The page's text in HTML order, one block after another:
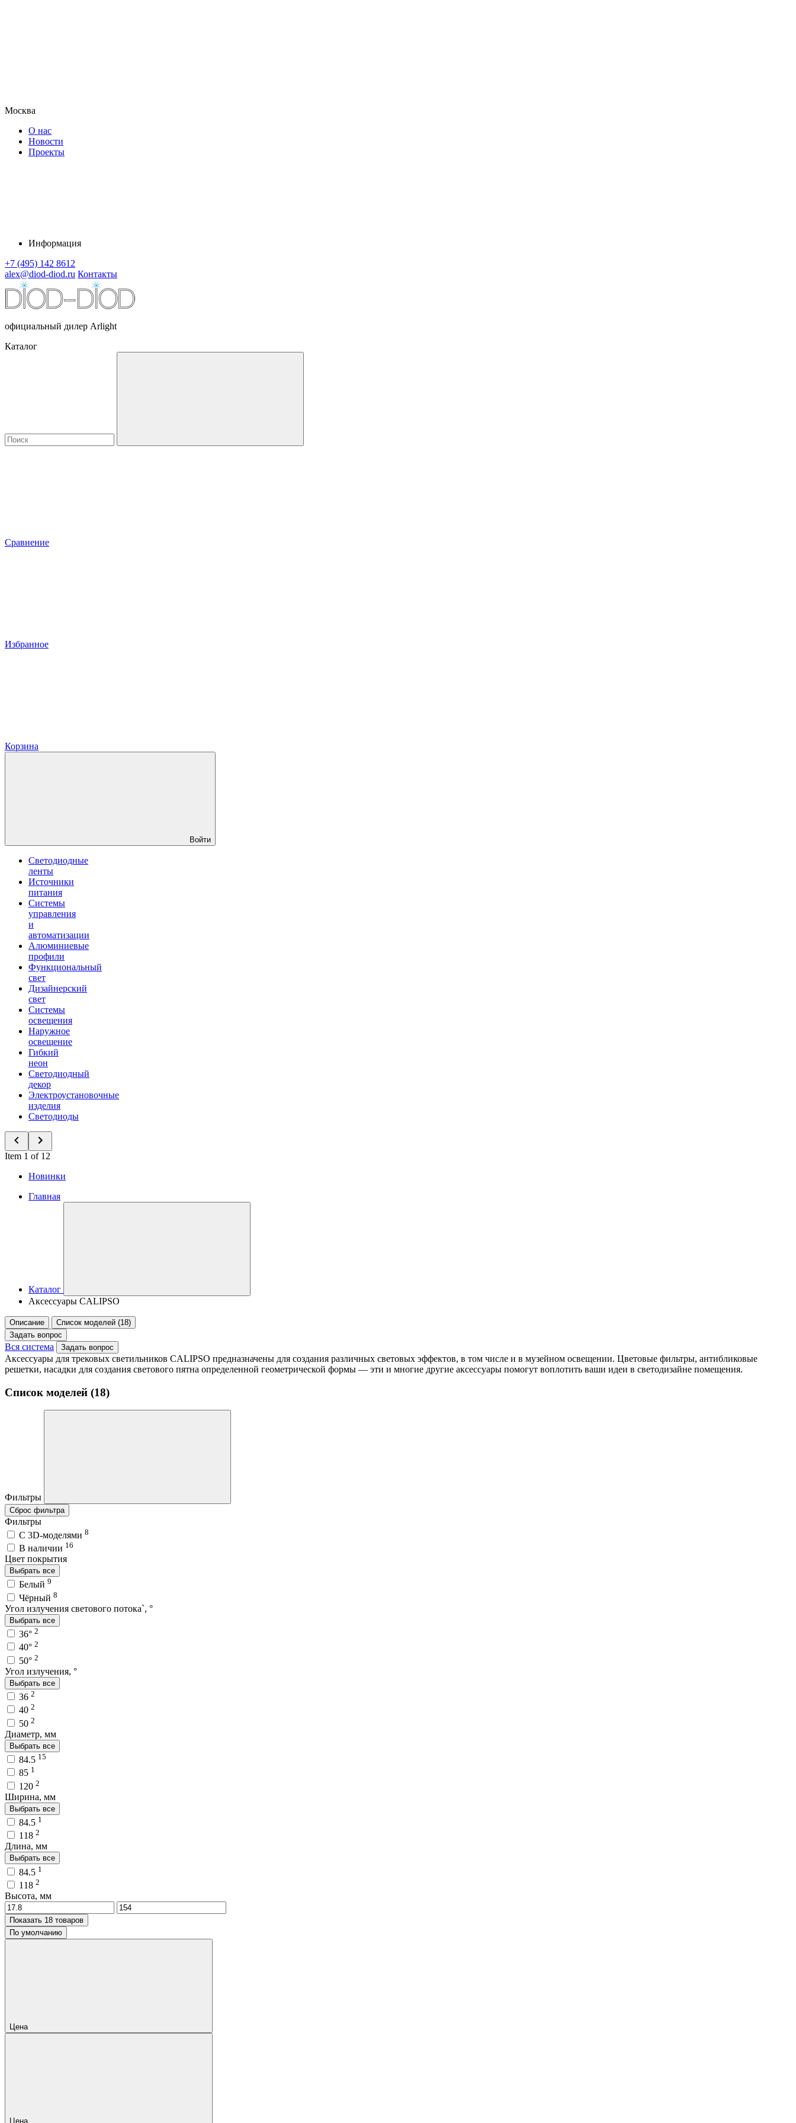
Москва
О нас
Новости
Проекты
Информация
+7 (495) 142 8612
alex@diod-diod.ru Контакты
официальный дилер Arlight
Каталог
Сравнение
Избранное
Корзина
Войти
Светодиодные
ленты
Источники
питания
Системы
управления
и
автоматизации
Алюминиевые
профили
Функциональный
свет
Дизайнерский
свет
Системы
освещения
Наружное
освещение
Гибкий
неон
Светодиодный
декор
Электроустановочные
изделия
Светодиоды
Item 1 of 12
Новинки
Главная
Каталог
Аксессуары CALIPSO
Описание
Список моделей (18)
Задать вопрос
Вся система Задать вопрос
Аксессуары для трековых светильников CALIPSO предназначены для создания различных световых эффектов, в том числе и в музейном освещении. Цветовые фильтры, антибликовые
решетки, насадки для создания светового пятна определенной геометрической формы — эти и многие другие аксессуары помогут воплотить ваши идеи в светодизайне помещения.
Список моделей (18)
Фильтры
Сброс фильтра
Фильтры
C 3D-моделями 8
В наличии 16
Цвет покрытия
Выбрать все
Белый 9
Чёрный 8
Угол излучения светового потока`, °
Выбрать все
36° 2
40° 2
50° 2
Угол излучения, °
Выбрать все
36 2
40 2
50 2
Диаметр, мм
Выбрать все
84.5 15
85 1
120 2
Ширина, мм
Выбрать все
84.5 1
118 2
Длина, мм
Выбрать все
84.5 1
118 2
Высота, мм
Показать 18 товаров
По умолчанию
Цена
Цена